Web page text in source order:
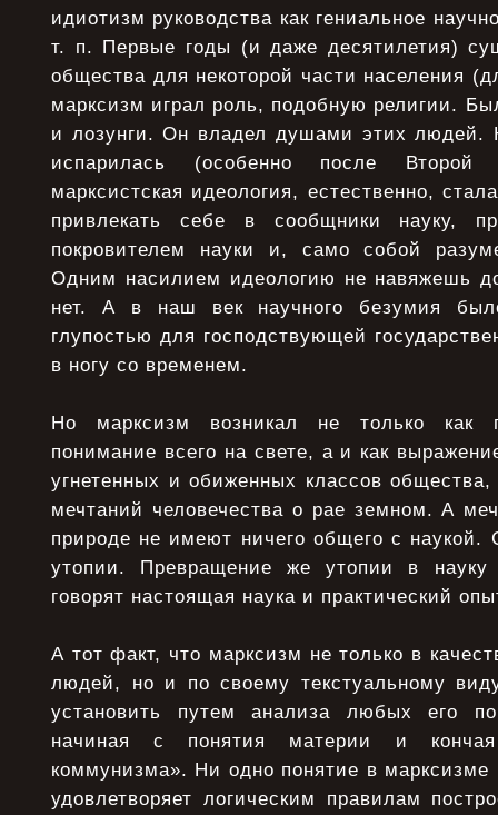
идиотизм руководства как гениальное
т. п. Первые годы (и даже десятилетия)
общества для некоторой части населения
марксизм играл роль, подобную религии.
и лозунги. Он владел душами этих людей.
испарилась (особенно после
марксистская идеология, естественно,
привлекать себе в сообщники науку,
покровителем науки и, само собой
Одним насилием идеологию не навяжешь
нет. А в наш век научного безумия
глупостью для господствующей
в ногу со временем.
Но марксизм возникал не только как
понимание всего на свете, а и как
угнетенных и обиженных классов
мечтаний человечества о рае земном. А
природе не имеют ничего общего с наукой.
утопии. Превращение же утопии в
говорят настоящая наука и практический
А тот факт, что марксизм не только в
людей, но и по своему текстуальному
установить путем анализа любых его
начиная с понятия материи и кончая
коммунизма». Ни одно понятие в марксизме
удовлетворяет логическим правилам